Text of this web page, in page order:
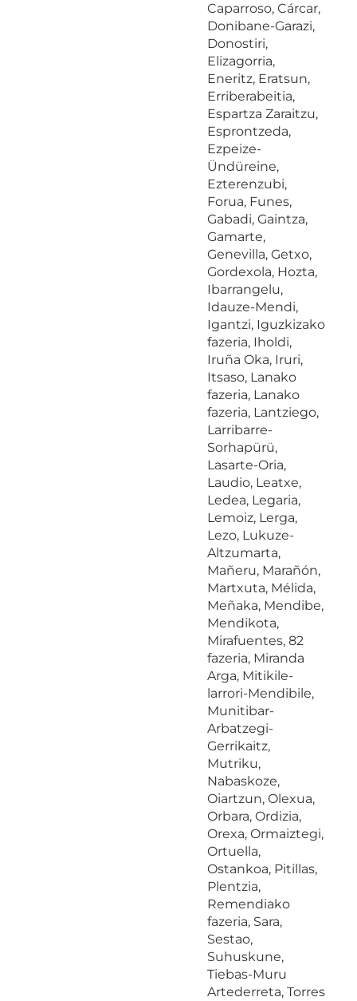
Caparroso, Cárcar,
Donibane-Garazi,
Donostiri,
Elizagorria,
Eneritz, Eratsun,
Erriberabeitia,
Espartza Zaraitzu,
Esprontzeda,
Ezpeize-
Ündüreine,
Ezterenzubi,
Forua, Funes,
Gabadi, Gaintza,
Gamarte,
Genevilla, Getxo,
Gordexola, Hozta,
Ibarrangelu,
Idauze-Mendi,
Igantzi, Iguzkizako
fazeria, Iholdi,
Iruña Oka, Iruri,
Itsaso, Lanako
fazeria, Lanako
fazeria, Lantziego,
Larribarre-
Sorhapürü,
Lasarte-Oria,
Laudio, Leatxe,
Ledea, Legaria,
Lemoiz, Lerga,
Lezo, Lukuze-
Altzumarta,
Mañeru, Marañón,
Martxuta, Mélida,
Meñaka, Mendibe,
Mendikota,
Mirafuentes, 82
fazeria, Miranda
Arga, Mitikile-
larrori-Mendibile,
Munitibar-
Arbatzegi-
Gerrikaitz,
Mutriku,
Nabaskoze,
Oiartzun, Olexua,
Orbara, Ordizia,
Orexa, Ormaiztegi,
Ortuella,
Ostankoa, Pitillas,
Plentzia,
Remendiako
fazeria, Sara,
Sestao,
Suhuskune,
Tiebas-Muru
Artederreta, Torres